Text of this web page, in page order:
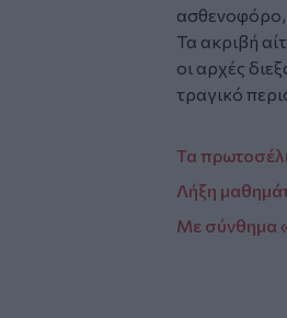
Τα ακριβή
οι αρχές
τραγικό
Τα
Λήξη
Με σύνθημα